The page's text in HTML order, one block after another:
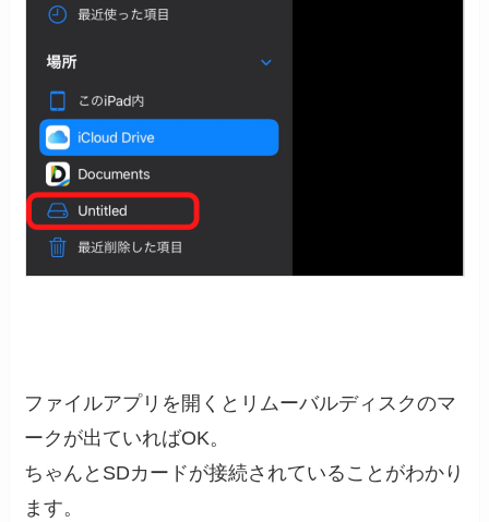
ファイルアプリを開くとリムーバルディスクのマ
ークが出ていればOK。
ちゃんとSDカードが接続されていることがわかり
ます。